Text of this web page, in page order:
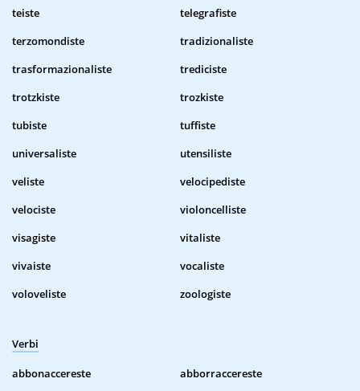
teiste
telegrafiste
terzomondiste
tradizionaliste
trasformazionaliste
trediciste
trotzkiste
trozkiste
tubiste
tuffiste
universaliste
utensiliste
veliste
velocipediste
velociste
violoncelliste
visagiste
vitaliste
vivaiste
vocaliste
voloveliste
zoologiste
Verbi
abbonaccereste
abborraccereste